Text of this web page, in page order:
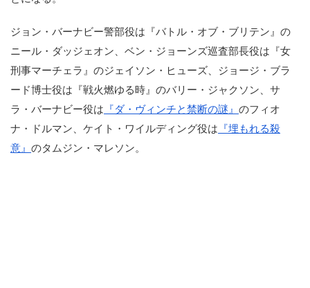
ジョン・バーナビー警部役は『バトル・オブ・ブリテン』の
ニール・ダッジェオン、ベン・ジョーンズ巡査部長役は『女
刑事マーチェラ』のジェイソン・ヒューズ、ジョージ・ブラ
ード博士役は『戦火燃ゆる時』のバリー・ジャクソン、サ
ラ・バーナビー役は 『ダ・ヴィンチと禁断の謎』 のフィオ
ナ・ドルマン、ケイト・ワイルディング役は 『埋もれる殺
意』 のタムジン・マレソン。